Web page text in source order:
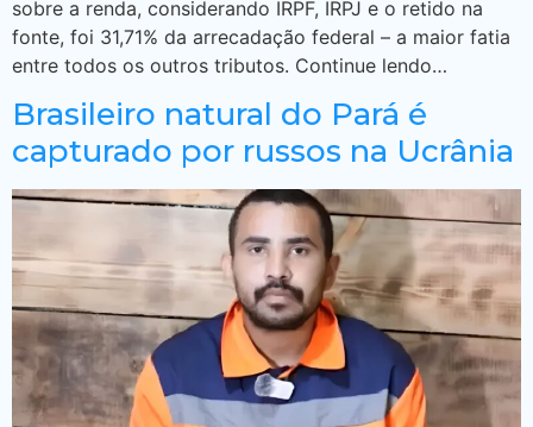
sobre a renda, considerando IRPF, IRPJ e o retido na
fonte, foi 31,71% da arrecadação federal – a maior fatia
entre todos os outros tributos. Continue lendo…
Brasileiro natural do Pará é
capturado por russos na Ucrânia